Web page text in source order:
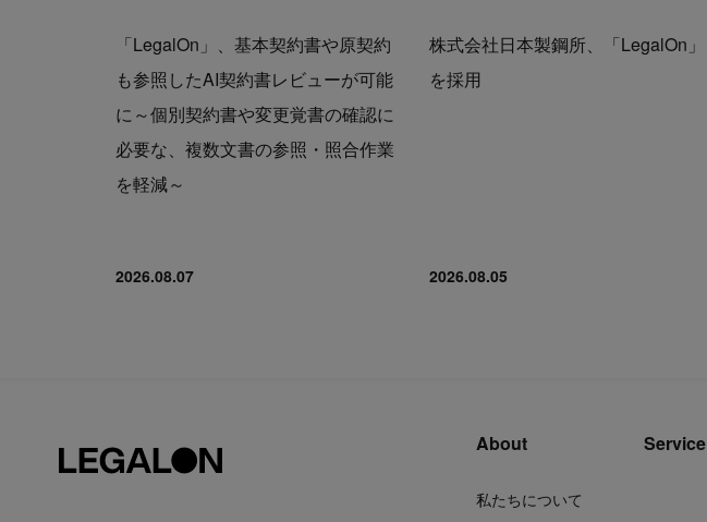
「LegalOn」、基本契約書や原契約
も参照したAI契約書レビューが可能
に～個別契約書や変更覚書の確認に
必要な、複数文書の参照・照合作業
を軽減～
2026.08.07
株式会社日本製鋼所、「LegalOn」
を採用
2026.08.05
About
私たちについて
Service